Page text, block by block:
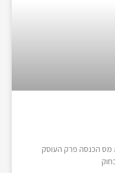
מס הכנסה פרק העוסק